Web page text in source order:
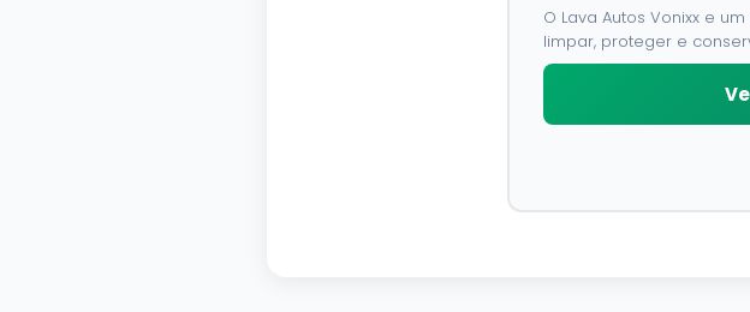
O Lava Autos Vonixx e
limpar, proteger e
neutro, pode ser